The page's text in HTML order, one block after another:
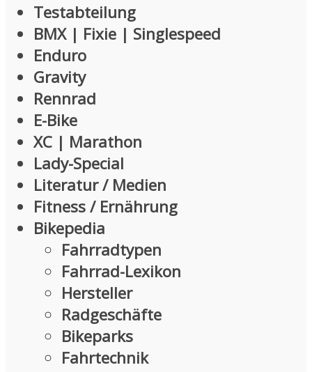
Testabteilung
BMX | Fixie | Singlespeed
Enduro
Gravity
Rennrad
E-Bike
XC | Marathon
Lady-Special
Literatur / Medien
Fitness / Ernährung
Bikepedia
Fahrradtypen
Fahrrad-Lexikon
Hersteller
Radgeschäfte
Bikeparks
Fahrtechnik